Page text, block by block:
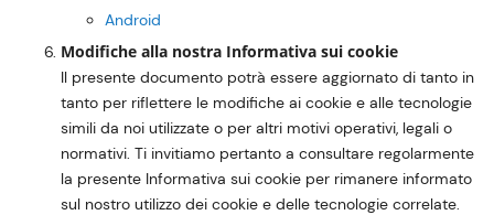
Android
Modifiche alla nostra Informativa sui cookie
Il presente documento potrà essere aggiornato di tanto in
tanto per riflettere le modifiche ai cookie e alle tecnologie
simili da noi utilizzate o per altri motivi operativi, legali o
normativi. Ti invitiamo pertanto a consultare regolarmente
la presente Informativa sui cookie per rimanere informato
sul nostro utilizzo dei cookie e delle tecnologie correlate.